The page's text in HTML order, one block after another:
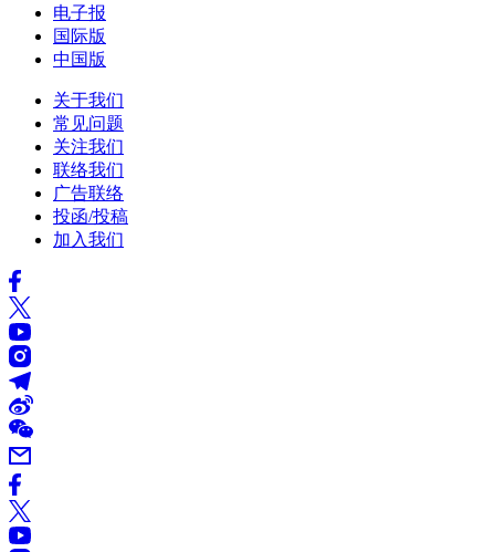
电子报
国际版
中国版
关于我们
常见问题
关注我们
联络我们
广告联络
投函/投稿
加入我们